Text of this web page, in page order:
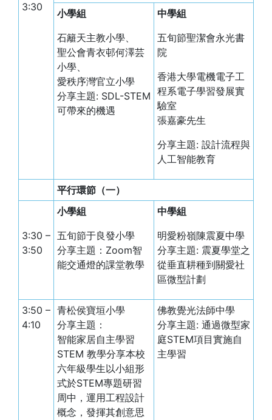
3:30
小學組
石籬天主教小學、
聖公會青衣邨何澤芸
小學、
愛秩序灣官立小學
分享主題: SDL-STEM
可帶來的機遇
中學組
五旬節聖潔會永光書
院
香港大學電機電子工
程系電子學習發展實
驗室
張嘉豪先生
分享主題: 設計流程與
人工智能教育
平行環節（一）
3:30 –
3:50
小學組
五旬節于良發小學
分享主題：Zoom智
能交通燈的課堂教學
中學組
明愛粉嶺陳震夏中學
分享主題: 震夏學堂之
從垂直耕種到關愛社
區微型計劃
3:50 –
4:10
青松侯寶垣小學
分享主題：
智能家居自主學習
STEM 教學分享本校
六年級學生以小組形
式於STEM專題研習
周中，運用工程設計
概念，發揮其創意思
佛教覺光法師中學
分享主題: 通過微型家
庭STEM項目實施自
主學習